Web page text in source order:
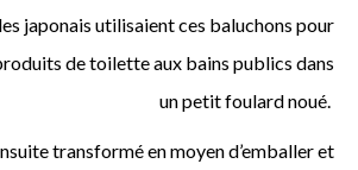
les japonais utilisaient ces baluchons pour
de toilette aux bains publics dans
un petit foulard noué.
transformé en moyen d’emballer et